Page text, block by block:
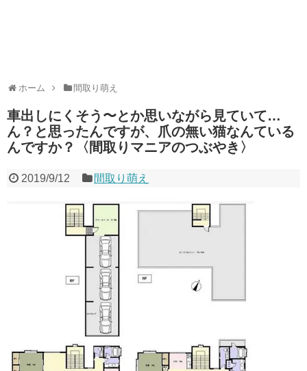
ホーム 間取り萌え
車出しにくそう〜とか思いながら見ていて…
ん？と思ったんですが、爪の無い猫なんている
んですか？〈間取りマニアのつぶやき〉
2019/9/12 間取り萌え